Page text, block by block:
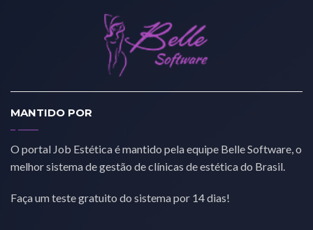
MANTIDO POR
O portal Job Estética é mantido pela equipe Belle Software, o
melhor sistema de gestão de clínicas de estética do Brasil.
Faça um teste gratuito do sistema por 14 dias!